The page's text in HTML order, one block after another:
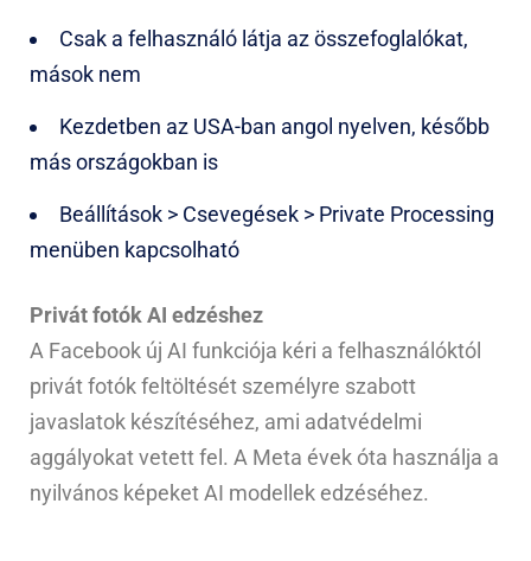
Csak a felhasználó látja az összefoglalókat,
mások nem
Kezdetben az USA-ban angol nyelven, később
más országokban is
Beállítások > Csevegések > Private Processing
menüben kapcsolható
Privát fotók AI edzéshez
A Facebook új AI funkciója kéri a felhasználóktól
privát fotók feltöltését személyre szabott
javaslatok készítéséhez, ami adatvédelmi
aggályokat vetett fel. A Meta évek óta használja a
nyilvános képeket AI modellek edzéséhez.